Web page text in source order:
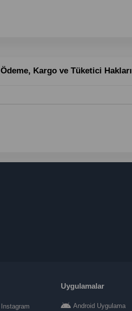
Ödeme, Kargo ve Tüketici Hakları
Instagram
Uygulamalar
Android Uygulama